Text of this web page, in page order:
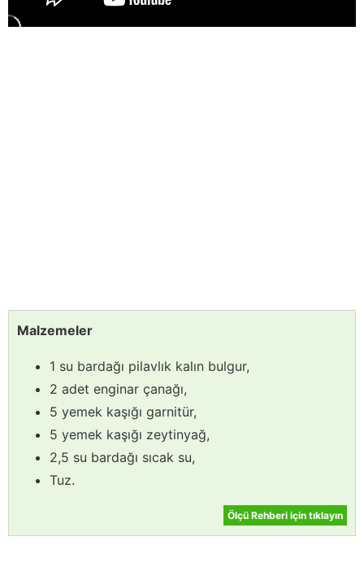
Malzemeler
1 su bardağı pilavlık kalın bulgur,
2 adet enginar çanağı,
5 yemek kaşığı garnitür,
5 yemek kaşığı zeytinyağ,
2,5 su bardağı sıcak su,
Tuz.
Ölçü Rehberi için tıklayın